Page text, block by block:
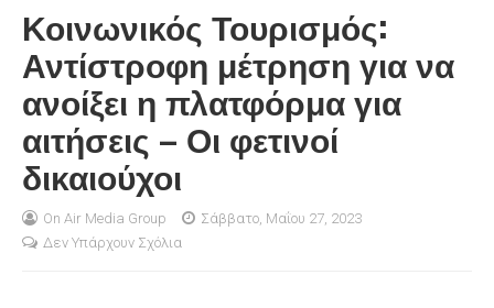
AKIN
NEW
Κοινωνικός Τουρισμός:
Αντίστροφη μέτρηση για να
ανοίξει η πλατφόρμα για
αιτήσεις – Οι φετινοί
δικαιούχοι
On Air Media Group
Σάββατο, Μαΐου 27, 2023
Δεν Υπάρχουν Σχόλια